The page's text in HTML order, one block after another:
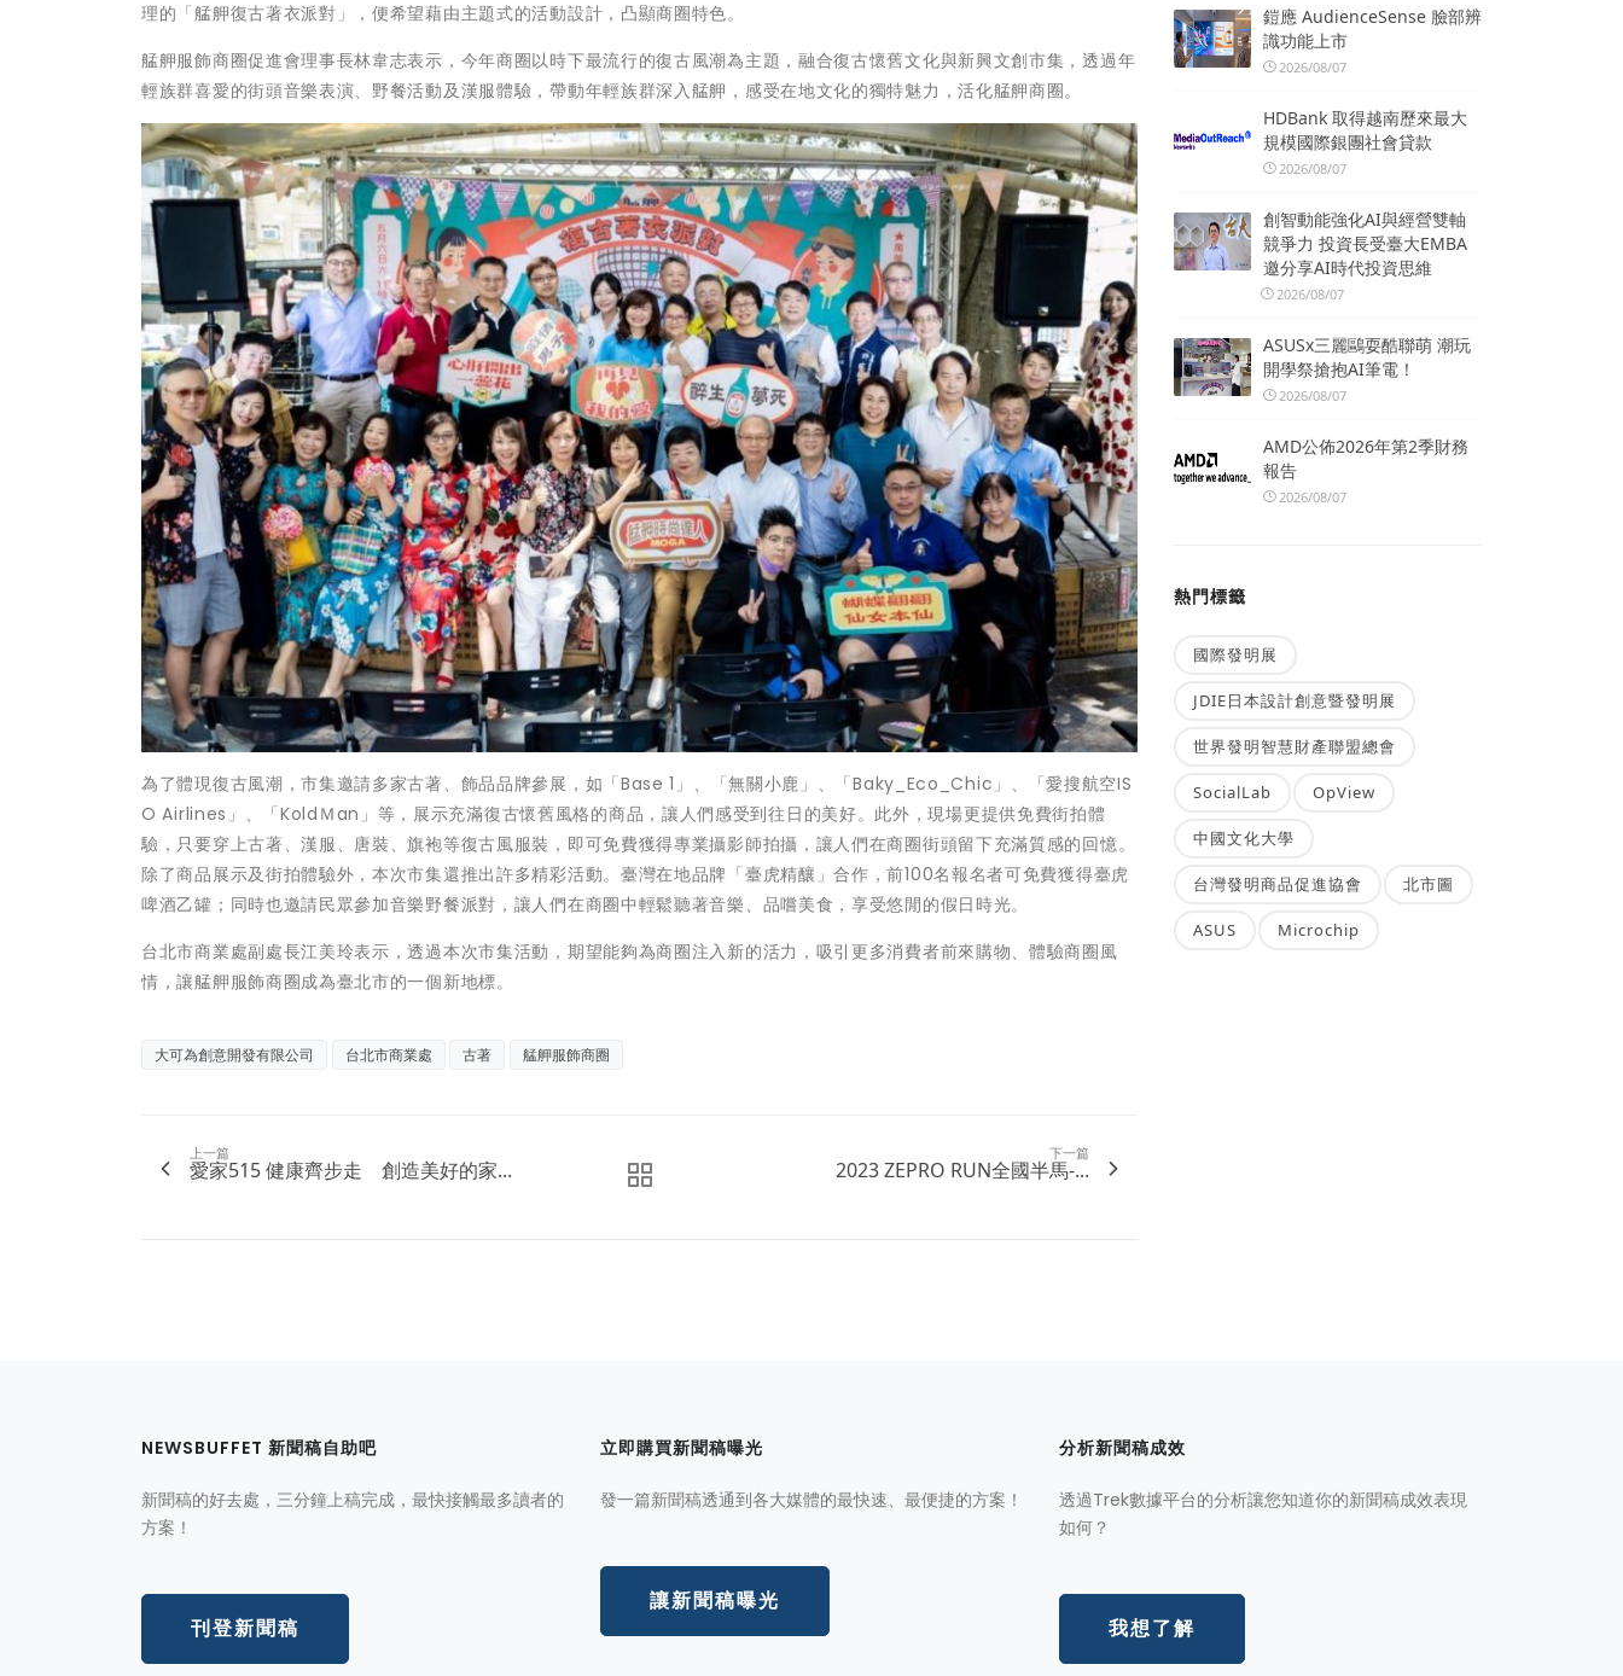
理的「艋舺復古著衣派對」，便希望藉由主題式的活動設計，凸顯商圈特色。
艋舺服飾商圈促進會理事長林韋志表示，今年商圈以時下最流行的復古風潮為主題，融合復古懷舊文化與新興文創市集，透過年
輕族群喜愛的街頭音樂表演、野餐活動及漢服體驗，帶動年輕族群深入艋舺，感受在地文化的獨特魅力，活化艋舺商圈。
為了體現復古風潮，市集邀請多家古著、飾品品牌參展，如「Base 1」、「無關小鹿」、「Baky_Eco_Chic」、「愛搜航空IS
O Airlines」、「KoldＭan」等，展示充滿復古懷舊風格的商品，讓人們感受到往日的美好。此外，現場更提供免費街拍體
驗，只要穿上古著、漢服、唐裝、旗袍等復古風服裝，即可免費獲得專業攝影師拍攝，讓人們在商圈街頭留下充滿質感的回憶。
除了商品展示及街拍體驗外，本次市集還推出許多精彩活動。臺灣在地品牌「臺虎精釀」合作，前100名報名者可免費獲得臺虎
啤酒乙罐；同時也邀請民眾參加音樂野餐派對，讓人們在商圈中輕鬆聽著音樂、品嚐美食，享受悠閒的假日時光。
台北市商業處副處長江美玲表示，透過本次市集活動，期望能夠為商圈注入新的活力，吸引更多消費者前來購物、體驗商圈風
情，讓艋舺服飾商圈成為臺北市的一個新地標。
大可為創意開發有限公司 台北市商業處 古著 艋舺服飾商圈
上一篇
愛家515 健康齊步走 創造美好的家...
下一篇
2023 ZEPRO RUN全國半馬-...
鎧應 AudienceSense 臉部辨
識功能上市
2026/08/07
HDBank 取得越南歷來最大
規模國際銀團社會貸款
2026/08/07
創智動能強化AI與經營雙軸
競爭力 投資長受臺大EMBA
邀分享AI時代投資思維
2026/08/07
ASUSx三麗鷗耍酷聯萌 潮玩
開學祭搶抱AI筆電！
2026/08/07
AMD公佈2026年第2季財務
報告
2026/08/07
熱門標籤
國際發明展
JDIE日本設計創意暨發明展
世界發明智慧財產聯盟總會
SocialLab OpView
中國文化大學
台灣發明商品促進協會 北市圖
ASUS Microchip
NEWSBUFFET 新聞稿自助吧
新聞稿的好去處，三分鐘上稿完成，最快接觸最多讀者的
方案！
刊登新聞稿
立即購買新聞稿曝光
發一篇新聞稿透通到各大媒體的最快速、最便捷的方案！
讓新聞稿曝光
分析新聞稿成效
透過Trek數據平台的分析讓您知道你的新聞稿成效表現
如何？
我想了解